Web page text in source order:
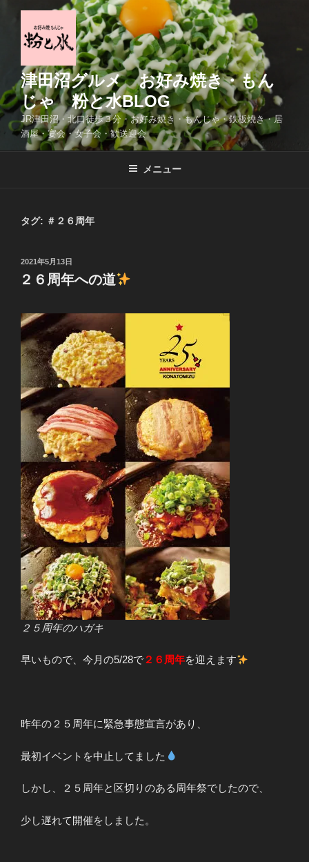
へ
ス
キ
津田沼グルメ お好み焼き・もん
じゃ 粉と水BLOG
JR津田沼・北口徒歩３分・お好み焼き・もんじゃ・鉄板焼き・居
酒屋・宴会・女子会・歓送迎会
メニュー
タグ: ＃２６周年
投
稿
日:
2021年5月13日
２６周年への道
２５周年のハガキ
早いもので、今月の5/28で ２６周年を迎えます
昨年の２５周年に緊急事態宣言があり、
最初イベントを中止してました
しかし、２５周年と区切りのある周年祭でしたので、
少し遅れて開催をしました。